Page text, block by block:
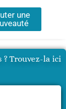
une
? Trouvez-la ici